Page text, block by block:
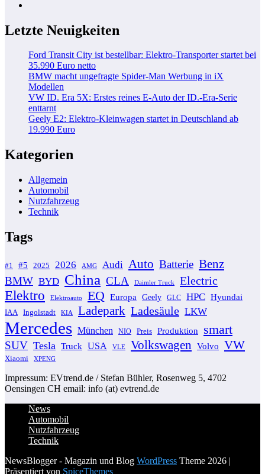
Letzte Neuigkeiten
Ford Transit City ist bestellbar: Elektro-Transporter startet bei
35.990 Euro netto
BMW macht ungefragte Spider-Man Werbung in iX
Modellen
VW ID. Era 5X: Erstes reines E-Auto der ID.-Era-Serie
enttarnt
Geely E2: Elektro-Kleinwagen startet in Deutschland ab
19.990 Euro
Kategorien
Allgemein
Automobil
Nutzfahrzeug
Technik
Tags
#1 #5 2025 2026 AMG Audi Auto Batterie Benz
BMW BYD China CLA Daimler Truck Electric
Elektro Elektroauto EQ Europa Geely GLC HPC Hyundai
IAA Ingolstadt KIA Ladepark Ladesäule LKW
Mercedes München NIO Preis Produktion smart
SUV Tesla Truck USA VLE Volkswagen Volvo VW
Xiaomi XPENG
Impressum: EVtrend.de / Stefan Bühler, Rosenweg 5, 4702
Oensingen CH email: info (at) evtrend.de
News
Automobil
Nutzfahrzeug
Technik
NewsBlogger - Magazin und Blog WordPress Theme 2026 |
Präsentiert von SpiceThemes